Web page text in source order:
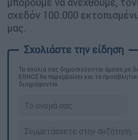
σχεδόν 100.000
μας.
Τα σχολιά σας δημοσιεύονται άμεσα με
ΕΘΝΟΣ θα παρεμβαίνει και τα
διαγράφονται